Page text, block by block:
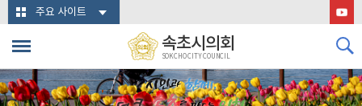
본문바로가기주요 사이트
속초시의회
SOKCHO CITY COUNCIL